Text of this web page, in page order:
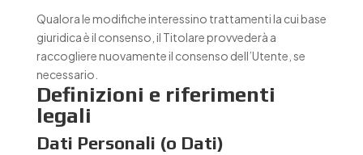
Qualora le modifiche interessino trattamenti la cui base
giuridica è il consenso, il Titolare provvederà a
raccogliere nuovamente il consenso dell’Utente, se
necessario.
Definizioni e riferimenti
legali
Dati Personali (o Dati)